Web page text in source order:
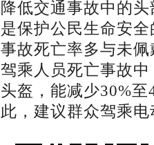
低交通事故中的
保护公民生命安
故死亡率多与未
乘人员死亡事故中
盔，能减少30%
，建议群众驾乘